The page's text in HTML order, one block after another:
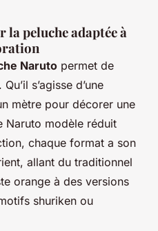
peluche adaptée à
Naruto permet de
s’agisse d’une
mètre pour décorer une
Naruto modèle réduit
chaque format a son
allant du traditionnel
orange à des versions
shuriken ou